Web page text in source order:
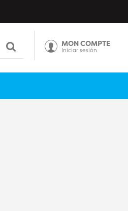
MON COMPTE
Iniciar sesión